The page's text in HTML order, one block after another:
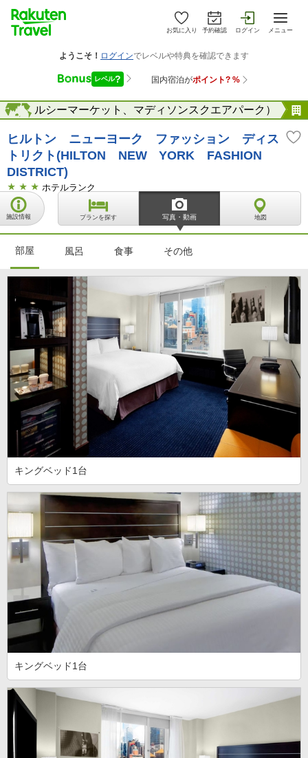
お気に入り 予約確認 ログイン メニュー
チェルシーマーケット、マディソンスクエアパーク）
海外
ヒルトン ニューヨーク ファッション ディス
トリクト(HILTON NEW YORK FASHION
DISTRICT)
ホテルランク
施設情報 プランを探す 写真・動画 地図
部屋 風呂 食事 その他
キングベッド1台
キングベッド1台